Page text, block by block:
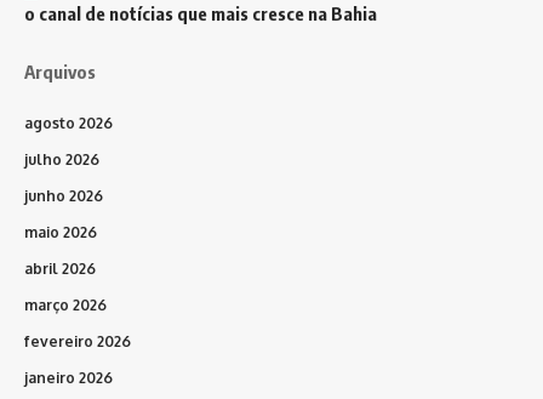
o canal de notícias que mais cresce na Bahia
Arquivos
agosto 2026
julho 2026
junho 2026
maio 2026
abril 2026
março 2026
fevereiro 2026
janeiro 2026